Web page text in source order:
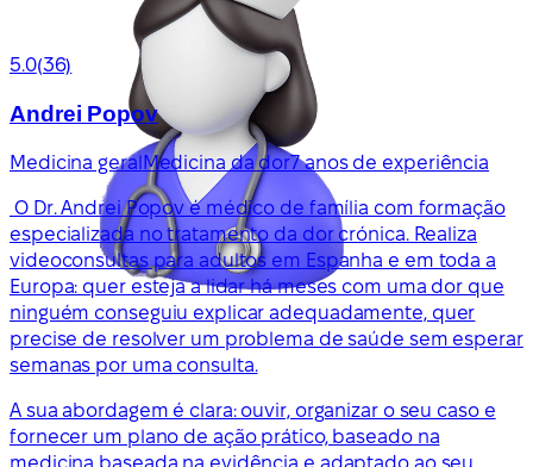
5.0(36)
Andrei Popov
Medicina geral Medicina da dor7 anos de experiência
O Dr. Andrei Popov é médico de família com formação
especializada no tratamento da dor crónica. Realiza
videoconsultas para adultos em Espanha e em toda a
Europa: quer esteja a lidar há meses com uma dor que
ninguém conseguiu explicar adequadamente, quer
precise de resolver um problema de saúde sem esperar
semanas por uma consulta.
A sua abordagem é clara: ouvir, organizar o seu caso e
fornecer um plano de ação prático, baseado na
medicina baseada na evidência e adaptado ao seu